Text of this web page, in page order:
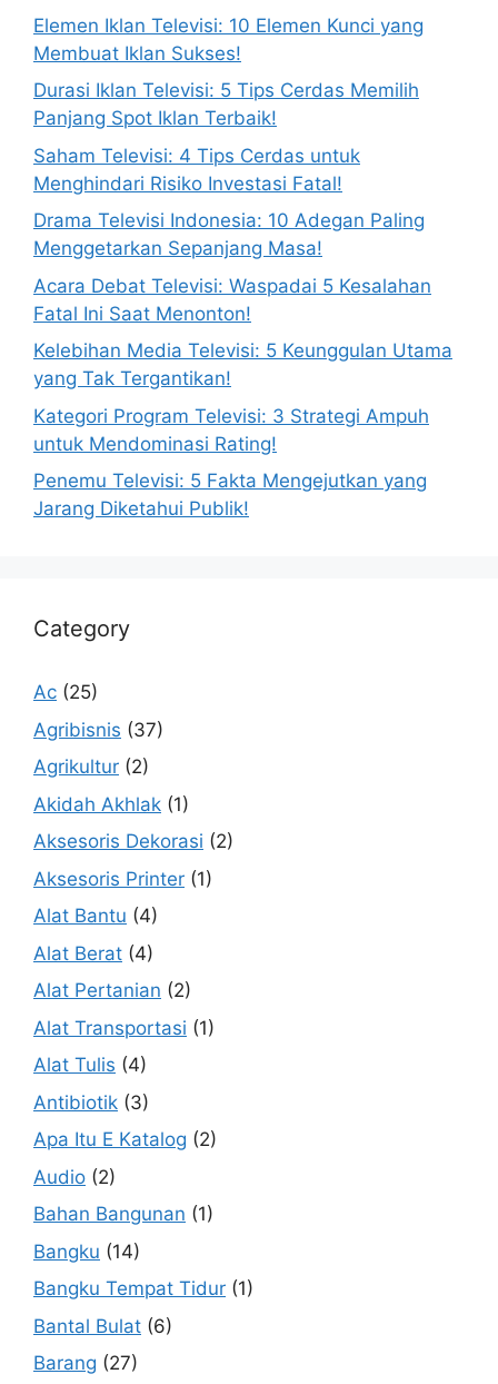
Elemen Iklan Televisi: 10 Elemen Kunci yang
Membuat Iklan Sukses!
Durasi Iklan Televisi: 5 Tips Cerdas Memilih
Panjang Spot Iklan Terbaik!
Saham Televisi: 4 Tips Cerdas untuk
Menghindari Risiko Investasi Fatal!
Drama Televisi Indonesia: 10 Adegan Paling
Menggetarkan Sepanjang Masa!
Acara Debat Televisi: Waspadai 5 Kesalahan
Fatal Ini Saat Menonton!
Kelebihan Media Televisi: 5 Keunggulan Utama
yang Tak Tergantikan!
Kategori Program Televisi: 3 Strategi Ampuh
untuk Mendominasi Rating!
Penemu Televisi: 5 Fakta Mengejutkan yang
Jarang Diketahui Publik!
Category
Ac (25)
Agribisnis (37)
Agrikultur (2)
Akidah Akhlak (1)
Aksesoris Dekorasi (2)
Aksesoris Printer (1)
Alat Bantu (4)
Alat Berat (4)
Alat Pertanian (2)
Alat Transportasi (1)
Alat Tulis (4)
Antibiotik (3)
Apa Itu E Katalog (2)
Audio (2)
Bahan Bangunan (1)
Bangku (14)
Bangku Tempat Tidur (1)
Bantal Bulat (6)
Barang (27)